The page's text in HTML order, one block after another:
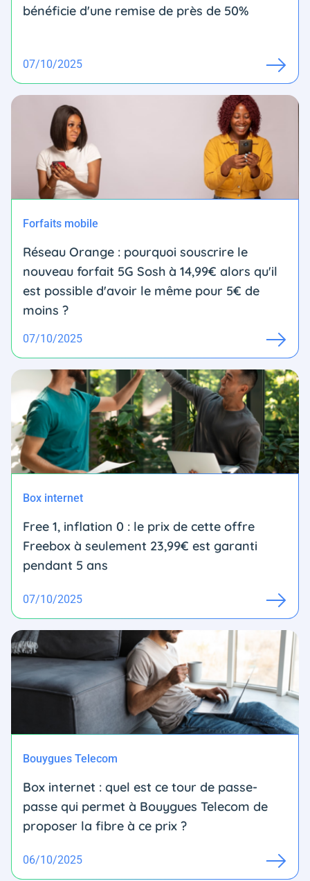
bénéficie d'une remise de près de 50%
07/10/2025
Forfaits mobile
Réseau Orange : pourquoi souscrire le
nouveau forfait 5G Sosh à 14,99€ alors qu'il
est possible d'avoir le même pour 5€ de
moins ?
07/10/2025
Box internet
Free 1, inflation 0 : le prix de cette offre
Freebox à seulement 23,99€ est garanti
pendant 5 ans
07/10/2025
Bouygues Telecom
Box internet : quel est ce tour de passe-
passe qui permet à Bouygues Telecom de
proposer la fibre à ce prix ?
06/10/2025